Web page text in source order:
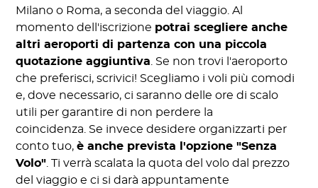
Milano o Roma, a seconda del viaggio. Al
momento dell'iscrizione potrai scegliere anche
altri aeroporti di partenza con una piccola
quotazione aggiuntiva . Se non trovi l'aeroporto
che preferisci, scrivici! Scegliamo i voli più comodi
e, dove necessario, ci saranno delle ore di scalo
utili per garantire di non perdere la
coincidenza. Se invece desidere organizzarti per
conto tuo,è anche prevista l'opzione "Senza
Volo" . Ti verrà scalata la quota del volo dal prezzo
del viaggio e ci si darà appuntamente